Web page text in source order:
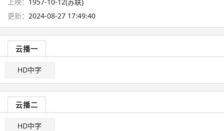
更新： 2024-08-27 17:49:40
云播一
HD中字
云播二
HD中字